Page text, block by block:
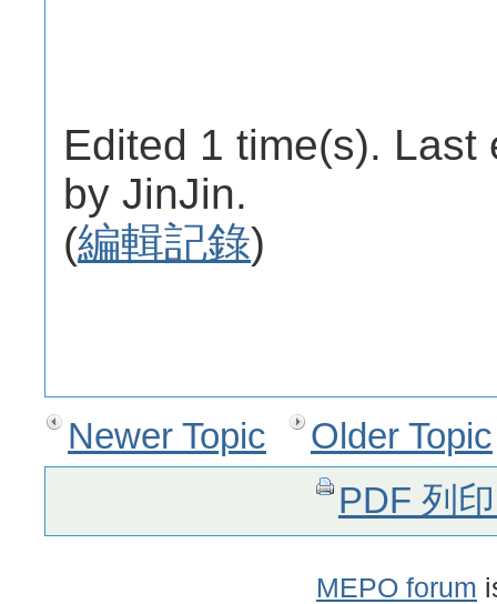
Edited 1 time(s). Last
by JinJin.
(編輯記錄)
Newer Topic
Older Topic
PDF 列
MEPO forum